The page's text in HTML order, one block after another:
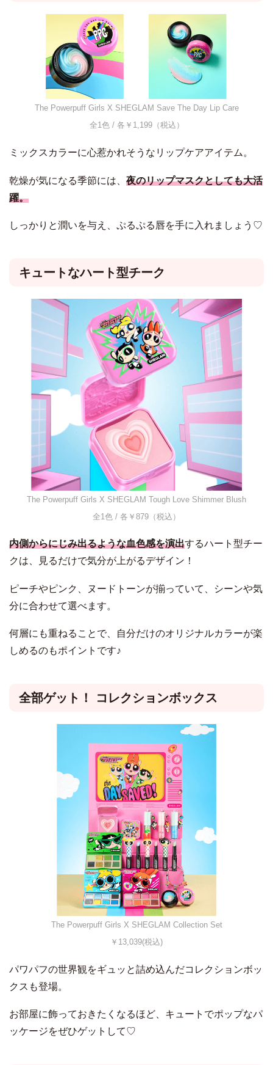
The Powerpuff Girls X SHEGLAM Save The Day Lip Care
全1色 / 各￥1,199（税込）
ミックスカラーに心惹かれそうなリップケアアイテム。
乾燥が気になる季節には、 夜のリップマスクとしても大活
躍。
しっかりと潤いを与え、ぷるぷる唇を手に入れましょう♡
キュートなハート型チーク
The Powerpuff Girls X SHEGLAM Tough Love Shimmer Blush
全1色 / 各￥879（税込）
内側からにじみ出るような血色感を演出するハート型チー
クは、見るだけで気分が上がるデザイン！
ピーチやピンク、ヌードトーンが揃っていて、シーンや気
分に合わせて選べます。
何層にも重ねることで、自分だけのオリジナルカラーが楽
しめるのもポイントです♪
全部ゲット！ コレクションボックス
The Powerpuff Girls X SHEGLAM Collection Set
￥13,039(税込)
パワパフの世界観をギュッと詰め込んだコレクションボッ
クスも登場。
お部屋に飾っておきたくなるほど、キュートでポップなパ
ッケージをぜひゲットして♡